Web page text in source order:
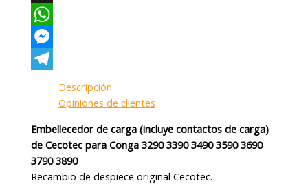
X
WhatsApp
Messenger
Descripción
Opiniones de clientes
Embellecedor de carga (incluye contactos de carga)
de Cecotec para Conga 3290 3390 3490 3590 3690
3790 3890
Recambio de despiece original Cecotec.